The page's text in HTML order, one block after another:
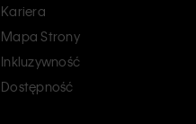
Kariera
Mapa Strony
Inkluzywność
Dostępność